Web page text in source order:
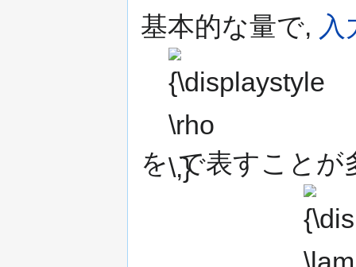
基本的な量で, 入
を
{\displaystyle
\rho \,}
で表すことが
\lambda